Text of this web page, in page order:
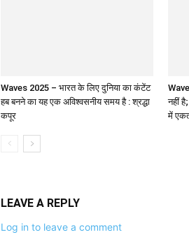
Waves 2025 – भारत के लिए दुनिया का कंटेंट
हब बनने का यह एक अविश्वसनीय समय है : श्रद्धा
कपूर
नहीं
में
LEAVE A REPLY
Log in to leave a comment